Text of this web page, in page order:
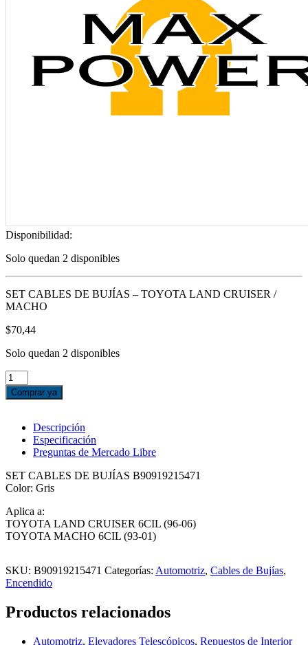
Disponibilidad:
Solo quedan 2 disponibles
SET CABLES DE BUJÍAS – TOYOTA LAND CRUISER /
MACHO
$70,44
Solo quedan 2 disponibles
SET
CABLES
DE
TOYOTA
LAND
/
MACHO
Comprar ya
Descripción
Especificación
Preguntas de Mercado Libre
SET CABLES DE BUJÍAS B90919215471
Color: Gris
Aplica a:
TOYOTA LAND CRUISER 6CIL (96-06)
TOYOTA MACHO 6CIL (93-01)
SKU: B90919215471 Categorías: Automotriz, Cables de Bujías,
Encendido
Productos relacionados
Automotriz, Elevadores Telescópicos, Repuestos de Interior